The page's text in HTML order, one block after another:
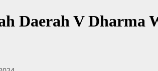
Daerah V Dharma